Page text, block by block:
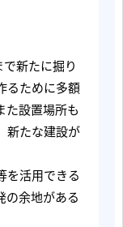
新たに掘り
るために多額
た設置場所も
新たな建設が
を活用できる
の余地がある